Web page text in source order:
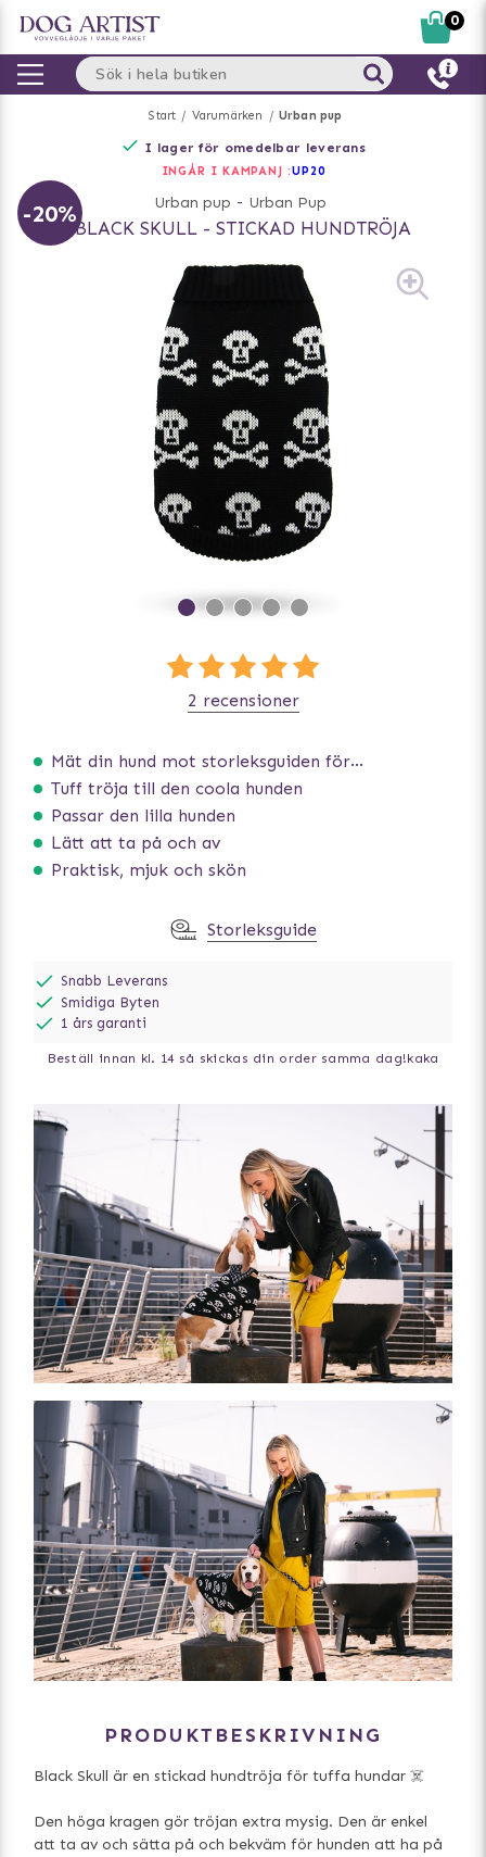
Start Varumärken Urban pup
I lager för omedelbar leverans
INGÅR I KAMPANJ :UP20
-20% Urban pup - Urban Pup
BLACK SKULL - STICKAD HUNDTRÖJA
Mät din hund mot storleksguiden för att få rätt storlek
Tuff tröja till den coola hunden
Passar den lilla hunden
Lätt att ta på och av
Praktisk, mjuk och skön
2 recensioner
Storleksguide
Snabb Leverans
Smidiga Byten
1 års garanti
Beställ innan kl. 14 så skickas din order samma dag!kaka
PRODUKTBESKRIVNING
Black Skull är en stickad hundtröja för tuffa hundar ☠️
Den höga kragen gör tröjan extra mysig. Den är enkel
att ta av och sätta på och bekväm för hunden att ha på
0